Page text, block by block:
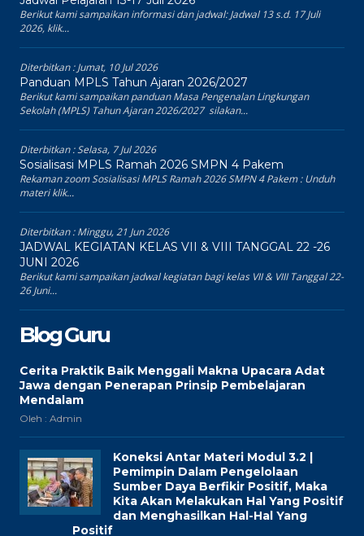
Berikut kami sampaikan informasi dan jadwal: Jadwal 13 s.d. 17 Juli
2026, klik...
Diterbitkan :Jumat, 10 Jul 2026
Panduan MPLS Tahun Ajaran 2026/2027
Berikut kami sampaikan panduan Masa Pengenalan Lingkungan
Sekolah (MPLS) Tahun Ajaran 2026/2027 silakan...
Diterbitkan :Selasa, 7 Jul 2026
Sosialisasi MPLS Ramah 2026 SMPN 4 Pakem
Rekaman zoom Sosialisasi MPLS Ramah 2026 SMPN 4 Pakem : Unduh
materi klik...
Diterbitkan :Minggu, 21 Jun 2026
JADWAL KEGIATAN KELAS VII & VIII TANGGAL 22 -26
JUNI 2026
Berikut kami sampaikan jadwal kegiatan bagi kelas VII & VIII Tanggal 22-
26 Juni...
Blog Guru
Cerita Praktik Baik Menggali Makna Upacara Adat
Jawa dengan Penerapan Prinsip Pembelajaran
Mendalam
Oleh : Admin
Koneksi Antar Materi Modul 3.2 |
Pemimpin Dalam Pengelolaan
Sumber Daya Berfikir Positif, Maka
Kita Akan Melakukan Hal Yang Positif
dan Menghasilkan Hal-Hal Yang
Positif